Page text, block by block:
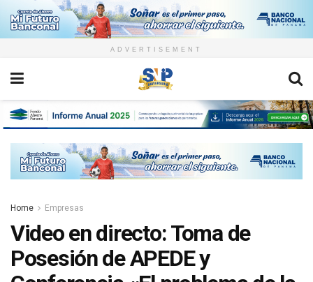
ADVERTISEMENT
Home Empresas
Video en directo: Toma de
Posesión de APEDE y